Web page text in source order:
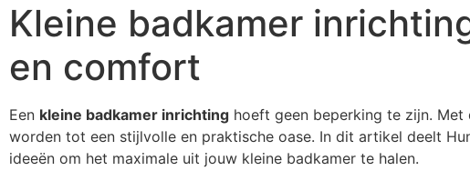
Kleine badkamer
en comfort
Een kleine badkamer inrichting hoeft geen beperking te zijn.
worden tot een stijlvolle en praktische oase. In dit artikel deelt
ideeën om het maximale uit jouw kleine badkamer te halen.